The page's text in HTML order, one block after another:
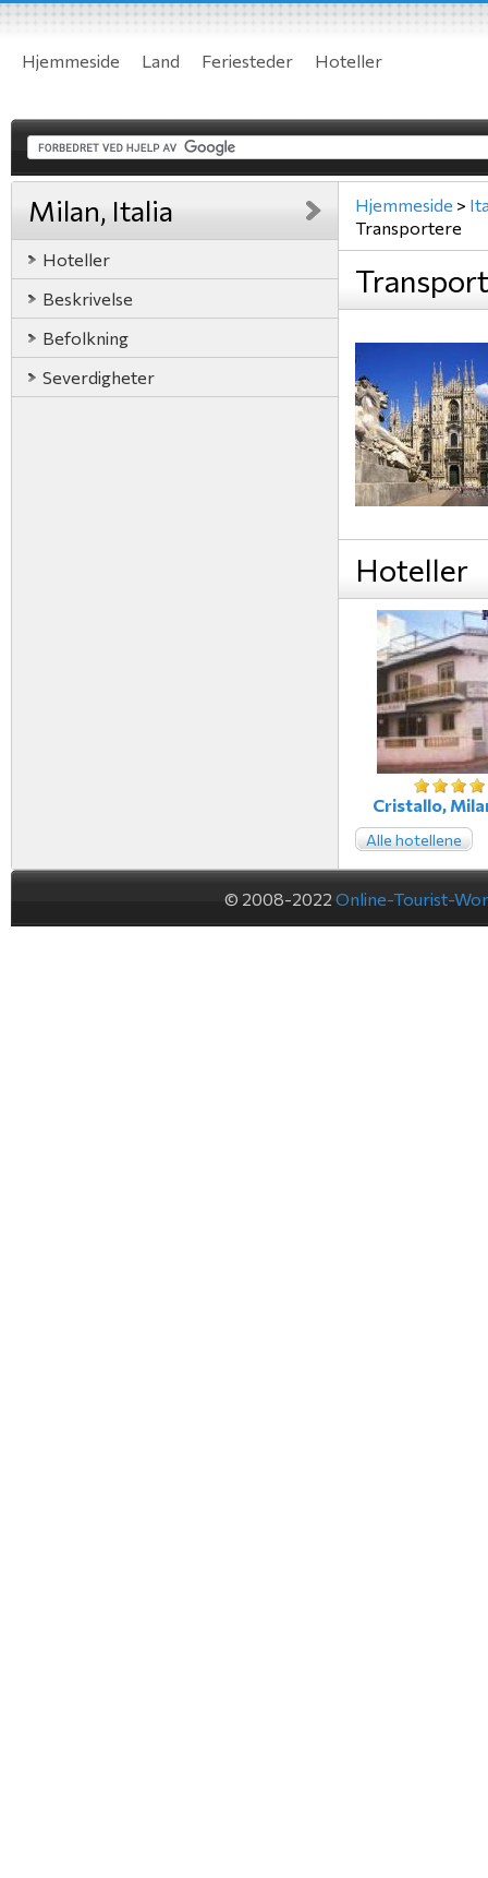
Hjemmeside Land Feriesteder Hoteller
Milan, Italia
Hoteller
Beskrivelse
Befolkning
Severdigheter
Hjemmeside >
Transportere
Hoteller
Cristallo,
Alle hotellene
© 2008-2022 Online-Tourist-